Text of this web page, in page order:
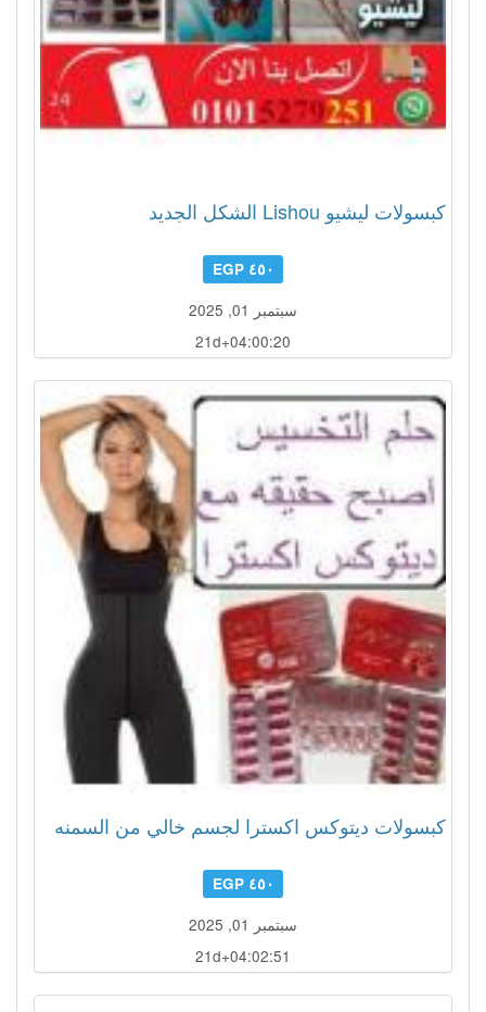
كبسولات ليشيو Lishou الشكل الجديد
٤٥٠ EGP
سبتمبر 01, 2025
21d+04:00:17
كبسولات ديتوكس اكسترا لجسم خالي من السمنه
٤٥٠ EGP
سبتمبر 01, 2025
21d+04:02:48